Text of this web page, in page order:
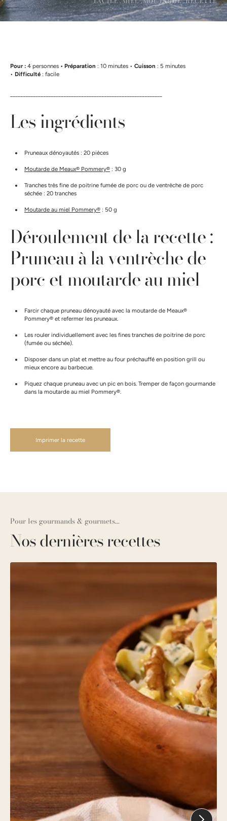
Pour : 4 personnes • Préparation : 10 minutes • Cuisson : 5 minutes
• Difficulté : facile
Les ingrédients
Pruneaux dénoyautés : 20 pièces
Moutarde de Meaux® Pommery® : 30 g
Tranches très fine de poitrine fumée de porc ou de ventrèche de porc
séchée : 20 tranches
Moutarde au miel Pommery® : 50 g
Déroulement de la recette :
Pruneau à la ventrèche de
porc et moutarde au miel
Farcir chaque pruneau dénoyauté avec la moutarde de Meaux®
Pommery® et refermer les pruneaux.
Les rouler individuellement avec les fines tranches de poitrine de porc
(fumée ou séchée).
Disposer dans un plat et mettre au four préchauffé en position grill ou
mieux encore au barbecue.
Piquez chaque pruneau avec un pic en bois. Tremper de façon gourmande
dans la moutarde au miel Pommery®.
Imprimer la recette
Pour les gourmands & gourmets...
Nos dernières recettes